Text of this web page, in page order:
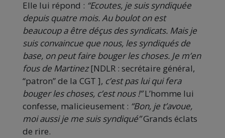
Elle lui répond : “Ecoutes, je suis syndiquée
depuis quatre mois. Au boulot on est
beaucoup a être déçus des syndicats. Mais je
suis convaincue que nous, les syndiqués de
base, on peut faire bouger les choses. Je m’en
fous de Martinez[NDLR : secrétaire général,
“patron” de la CGT ], c’est pas lui qui fera
bouger les choses, c’est nous !”L’homme lui
confesse, malicieusement : “Bon, je t’avoue,
moi aussi je me suis syndiqué”Grands éclats
de rire.